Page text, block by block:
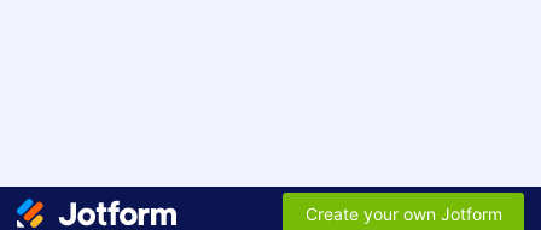
Create your own Jotform